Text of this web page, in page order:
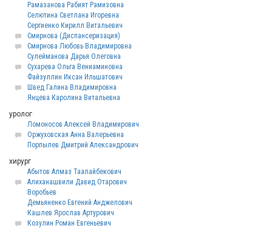
Рамазанова Рабият Рамизовна
Селютина Светлана Игоревна
Сергиенко Кирилл Витальевич
Смирнова (Диспансеризация)
Смирнова Любовь Владимировна
Сулейманова Дарья Олеговна
Сухарева Ольга Вениаминовна
Файзуллин Иксан Ильшатович
Швед Галина Владимировна
Янцева Каролина Витальевна
уролог
Ломоносов Алексей Владимирович
Оржуховская Анна Валерьевна
Порпылев Дмитрий Александрович
хирург
Абытов Алмаз Таалайбекович
Алиханашвили Давид Отарович
Воробьев
Демьяненко Евгений Анджелович
Кашлев Ярослав Артурович
Козулин Роман Евгеньевич